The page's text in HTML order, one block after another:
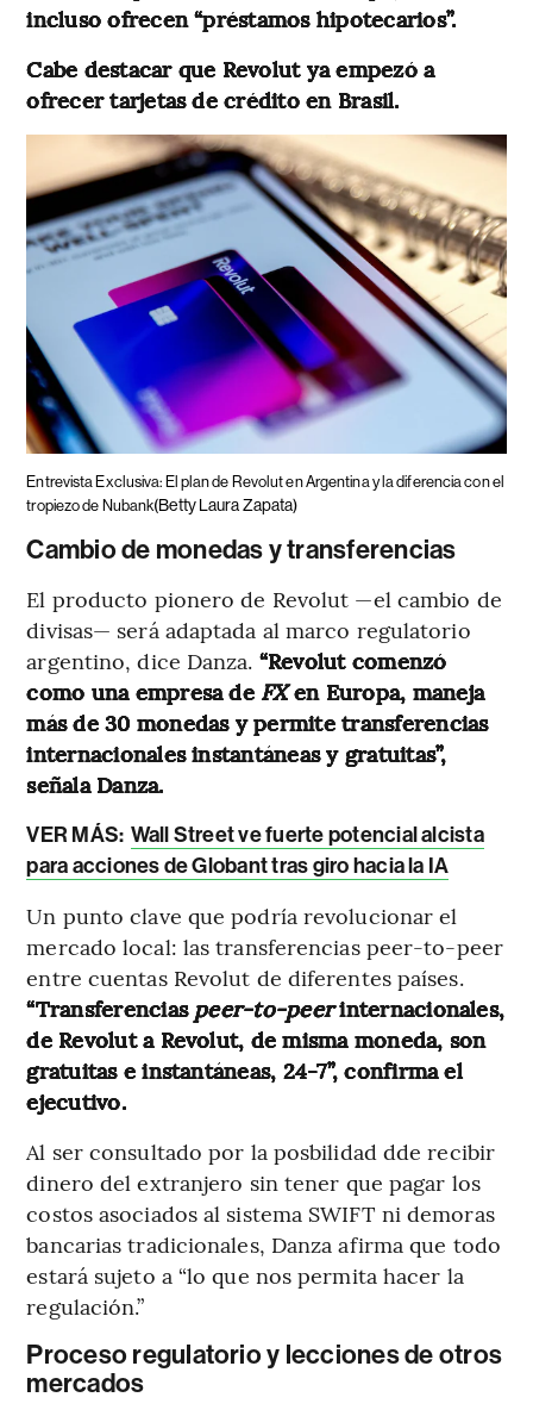
incluso ofrecen “préstamos hipotecarios”.
Cabe destacar que Revolut ya empezó a
ofrecer tarjetas de crédito en Brasil.
Entrevista Exclusiva: El plan de Revolut en Argentina y la diferencia con el
tropiezo de Nubank(Betty Laura Zapata)
Cambio de monedas y transferencias
El producto pionero de Revolut —el cambio de
divisas— será adaptada al marco regulatorio
argentino, dice Danza. “Revolut comenzó
como una empresa deFXen Europa, maneja
más de 30 monedas y permite transferencias
internacionales instantáneas y gratuitas”,
señala Danza.
VER MÁS: Wall Street ve fuerte potencial alcista
para acciones de Globant tras giro hacia la IA
Un punto clave que podría revolucionar el
mercado local: las transferencias peer-to-peer
entre cuentas Revolut de diferentes países.
“Transferenciaspeer-to-peerinternacionales,
de Revolut a Revolut, de misma moneda, son
gratuitas e instantáneas, 24-7”, confirma el
ejecutivo.
Al ser consultado por la posbilidad dde recibir
dinero del extranjero sin tener que pagar los
costos asociados al sistema SWIFT ni demoras
bancarias tradicionales, Danza afirma que todo
estará sujeto a “lo que nos permita hacer la
regulación.”
Proceso regulatorio y lecciones de otros
mercados